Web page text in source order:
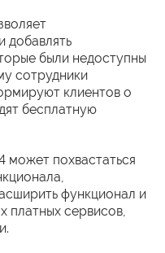
добавлять
были недоступны
сотрудники
клиентов о
бесплатную
может похвастаться
функционал и
платных сервисов,